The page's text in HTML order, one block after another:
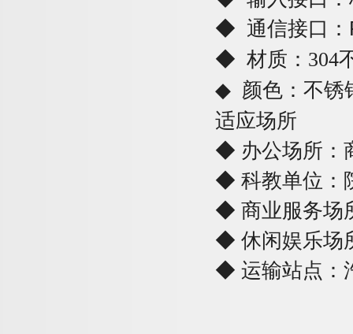
◆ 通信接口 ：
◆ 材质： 304
◆ 颜色：不锈
适应场所
◆ 办公场所：
◆ 科教单位：
◆ 商业服务场
◆ 休闲娱乐场
◆ 运输站点：